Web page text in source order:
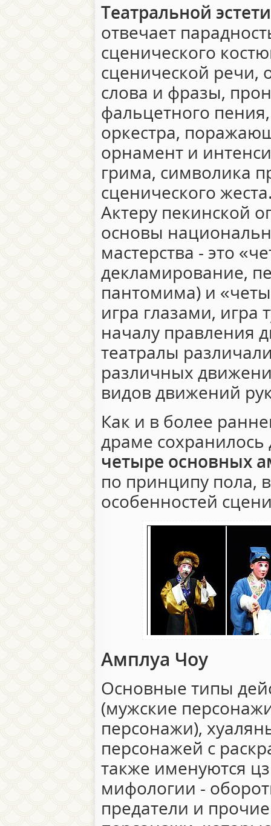
Театральной
отвечает
сценического
сценической речи,
слова и фразы,
фальцетного
оркестра,
орнамент и
грима, символика
сценического
Актеру пекинской
основы
мастерства - это
декламирование,
пантомима) и
игра глазами,
началу правления
театралы
различных
видов движений
Как и в более
драме
четыре основных
по принципу пола,
особенностей
Амплуа Чоу
Основные типы
(мужские
персонажи),
персонажей с
также именуются
мифологии -
предатели и